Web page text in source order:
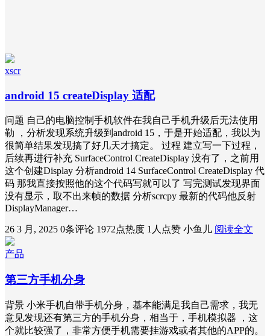
xscr
android 15 createDisplay 适配
问题 自己的电脑控制手机软件在我自己手机升级后无法使用
勒 ，分析发现系统升级到android 15，于是开始适配，我以为
很简单结果发现搞了好几天才搞定。 过程 建立写一下过程，
后续再进行补充 SurfaceControl CreateDisplay 没有了，之前用
这个创建Display 分析android 14 SurfaceControl CreateDisplay 代
码 那我直接按照他的这个代码写就可以了 写完测试发现界面
没有显示，取不出来帧的数据 分析scrcpy 最新的代码他反射
DisplayManager…
26 3 月, 2025 0条评论 1972点热度 1人点赞 小鱼儿 阅读全文
产品
第三方手机分身
背景 小米手机自带手机分身，基本能满足我自己需求，我无
意见发现还有第三方的手机分身，相当于，手机模拟器 ，这
个就比较强了，非常方便手机需要挂游戏或者其他的APP的。